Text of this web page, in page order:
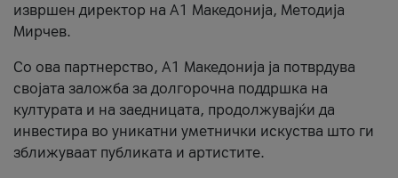
извршен директор на A1 Македонија, Методија
Мирчев.
Со ова партнерство, A1 Македонија ја потврдува
својата заложба за долгорочна поддршка на
културата и на заедницата, продолжувајќи да
инвестира во уникатни уметнички искуства што ги
зближуваат публиката и артистите.